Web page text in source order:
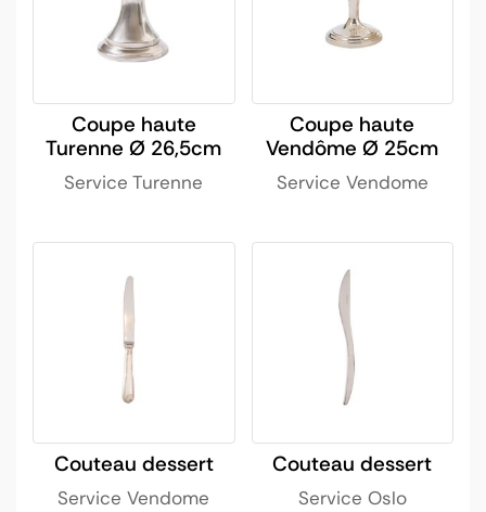
Coupe haute
Turenne Ø 26,5cm
Service Turenne
Coupe haute
Vendôme Ø 25cm
Service Vendome
Couteau dessert
Service Vendome
Couteau dessert
Service Oslo